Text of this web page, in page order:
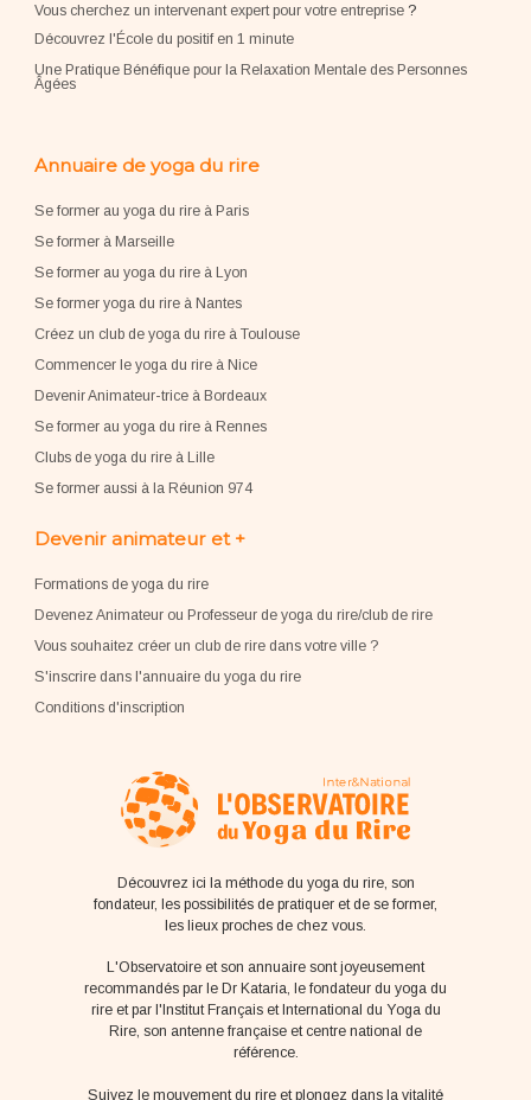
Vous cherchez un intervenant expert pour votre entreprise?
Découvrez l'École du positif en 1 minute
Une Pratique Bénéfique pour la Relaxation Mentale des Personnes
Âgées
Annuaire de yoga du rire
Se former au yoga du rire à Paris
Se former à Marseille
Se former au yoga du rire à Lyon
Se former yoga du rire à Nantes
Créez un club de yoga du rire à Toulouse
Commencer le yoga du rire à Nice
Devenir Animateur-trice à Bordeaux
Se former au yoga du rire à Rennes
Clubs de yoga du rire à Lille
Se former aussi à la Réunion 974
Devenir animateur et +
Formations de yoga du rire
Devenez Animateur ou Professeur de yoga du rire/club de rire
Vous souhaitez créer un club de rire dans votre ville ?
S'inscrire dans l'annuaire du yoga du rire
Conditions d'inscription
Découvrez ici la méthode du yoga du rire, son
fondateur, les possibilités de pratiquer et de se former,
les lieux proches de chez vous.
L'Observatoire et son annuaire sont joyeusement
recommandés par le Dr Kataria, le fondateur du yoga du
rire et par l'Institut Français et International du Yoga du
Rire, son antenne française et centre national de
référence.
Suivez le mouvement du rire et plongez dans la vitalité